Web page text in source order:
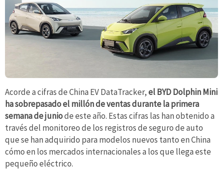
Acorde a cifras de China EV DataTracker,el BYD Dolphin Mini
ha sobrepasado el millón de ventas durante la primera
semana de juniode este año. Estas cifras las han obtenido a
través del monitoreo de los registros de seguro de auto
que se han adquirido para modelos nuevos tanto en China
cómo en los mercados internacionales a los que llega este
pequeño eléctrico.